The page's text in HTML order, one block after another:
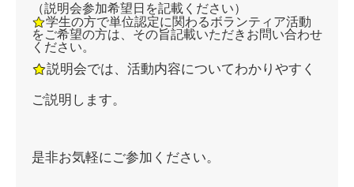
（説明会参加希望日を記載ください）
学生の方で単位認定に関わるボランティア活動
をご希望の方は、その旨記載いただきお問い合わせ
ください。
説明会では、活動内容についてわかりやすく
ご説明します。
是非お気軽にご参加ください。